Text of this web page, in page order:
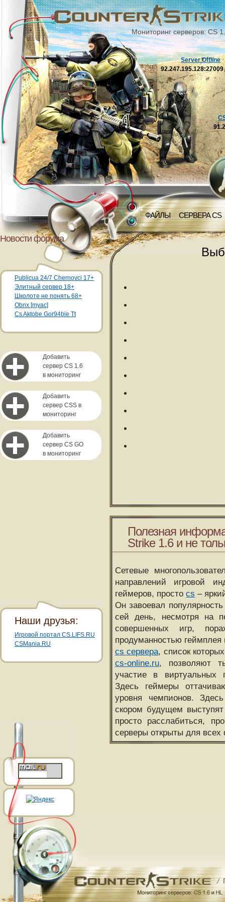
Мониторинг серверов: CS
ФАЙЛЫ СЕРВЕРА CS
Server Offline
92.247.195.128:27009
Новости форума
Publicua 24/7 Chernovci 17+
Элитный сервер 18+
Школоте не понять 68+
Obnx [myac]
Cs Aktobe Gor94bie Tt
Добавить
сервер CS 1.6
в мониторинг
Добавить
сервер CSS в
мониторинг
Добавить
сервер CS GO
в мониторинг
Полезная
Strike 1.6 и не
Сетевые
направлений игровой
геймеров, простоcs –
Он завоевал
сей день, несмотря на
совершенных игр,
продуманностью
cs сервера, список
cs-online.ru, позволяют
участие в виртуальных
Здесь геймеры
уровня чемпионов.
скором будущем
просто расслабиться,
серверы открыты для всех
Наши друзья:
Игровой портал CS.LIFS.RU
CSMania.RU